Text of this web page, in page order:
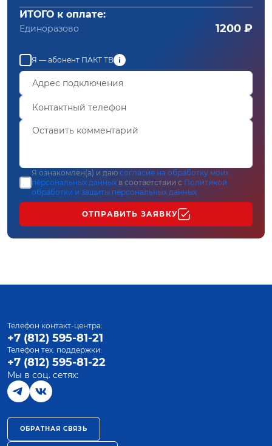
ИТОГО к оплате:
Единоразово 1200 ₽
Я — абонент ПАКТ ТВ
Я ознакомлен(а) и даю согласие на обработку моих
персональных данных в соответствии с Политикой
обработки и защиты персональных данных
ОТПРАВИТЬ ЗАЯВКУ
Телефон контакт-центра:
+7 (812) 595-81-21
Телефон тех. поддержки:
+7 (812) 595-81-22
Мы в соц. сетях:
ОБРАТНАЯ СВЯЗЬ